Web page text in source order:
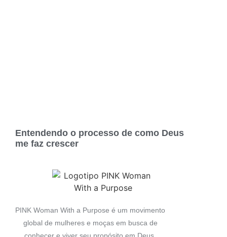
Entendendo o processo de como Deus
me faz crescer
PINK Woman With a Purpose é um movimento
global de mulheres e moças em busca de